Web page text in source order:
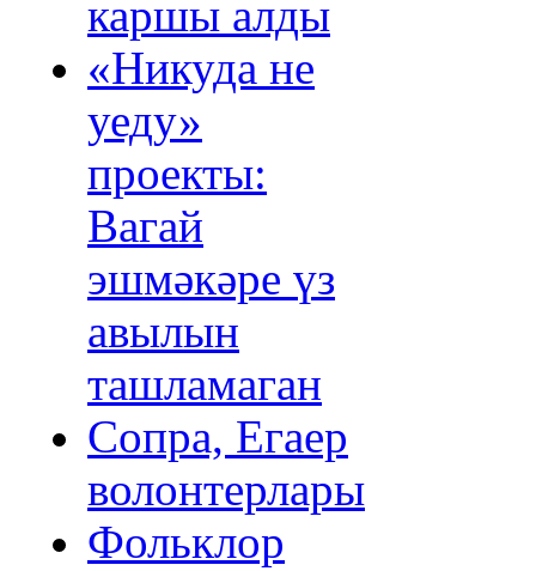
каршы алды
«Никуда не
уеду»
проекты:
Вагай
эшмәкәре үз
авылын
ташламаган
Сопра, Егаер
волонтерлары
Фольклор